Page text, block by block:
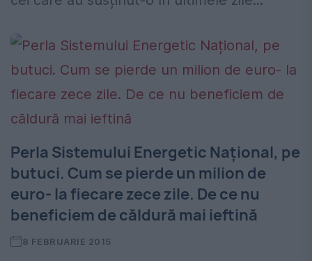
Perla Sistemului Energetic Național, pe
butuci. Cum se pierde un milion de
euro- la fiecare zece zile. De ce nu
beneficiem de căldură mai ieftină
8 FEBRUARIE 2015